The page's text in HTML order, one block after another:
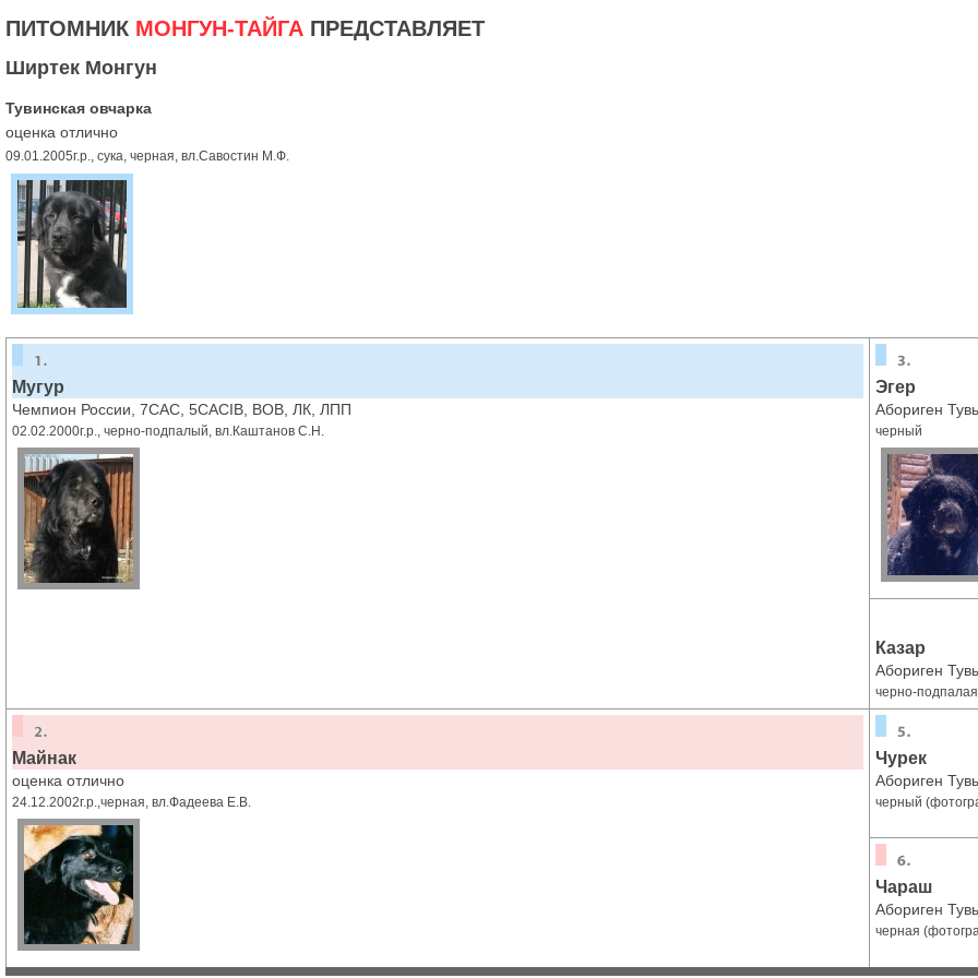
ПИТОМНИК МОНГУН-ТАЙГА ПРЕДСТАВЛЯЕТ
Ширтек Монгун
Тувинская овчарка
оценка отлично
09.01.2005г.р., сука, черная, вл.Савостин М.Ф.
Мугур
Чемпион России, 7CAC, 5CACIB, BOB, ЛК, ЛПП
02.02.2000г.р., черно-подпалый, вл.Каштанов С.Н.
Эгер
Абориген
черный
Казар
Абориген
черно-
Майнак
оценка отлично
24.12.2002г.р.,черная, вл.Фадеева Е.В.
Чурек
Абориген
черный
Чараш
Абориген
черная